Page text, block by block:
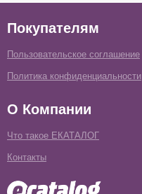
Покупателям
Пользовательское соглашение
Политика конфиденциальности
О Компании
Что такое ЕКАТАЛОГ
Контакты